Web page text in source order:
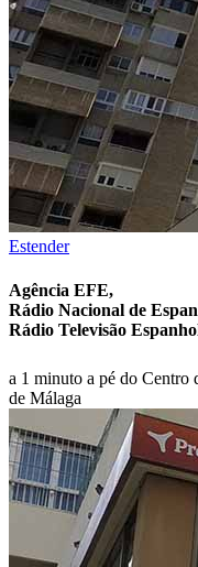
Estender
Agência EFE,
Rádio Nacional de
Rádio Televisão
a 1 minuto a pé do Centro
de Málaga